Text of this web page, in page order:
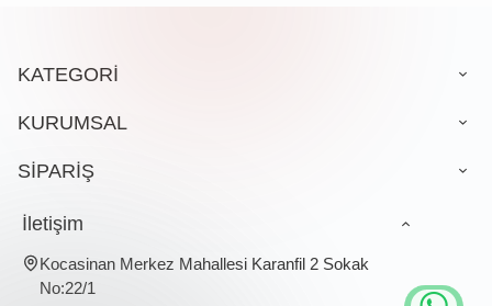
KATEGORİ
KURUMSAL
SİPARİŞ
İletişim
Kocasinan Merkez Mahallesi Karanfil 2 Sokak
No:22/1